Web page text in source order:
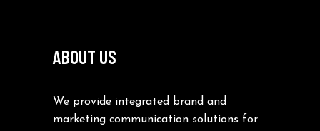
ABOUT US
We provide integrated brand and
marketing communication solutions for